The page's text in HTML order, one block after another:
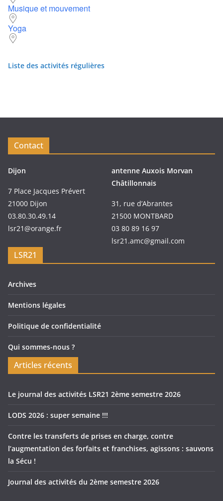
Musique et mouvement
Yoga
Liste des activités régulières
Contact
Dijon
7 Place Jacques Prévert
21000 Dijon
03.80.30.49.14
lsr21@orange.fr
antenne Auxois Morvan
Châtillonnais
31, rue d’Abrantes
21500 MONTBARD
03 80 89 16 97
lsr21.amc@gmail.com
LSR21
Archives
Mentions légales
Politique de confidentialité
Qui sommes-nous ?
Articles récents
Le journal des activités LSR21 2ème semestre 2026
LODS 2026 : super semaine !!!
Contre les transferts de prises en charge, contre
l’augmentation des forfaits et franchises, agissons : sauvons
la Sécu !
Journal des activités du 2ème semestre 2026